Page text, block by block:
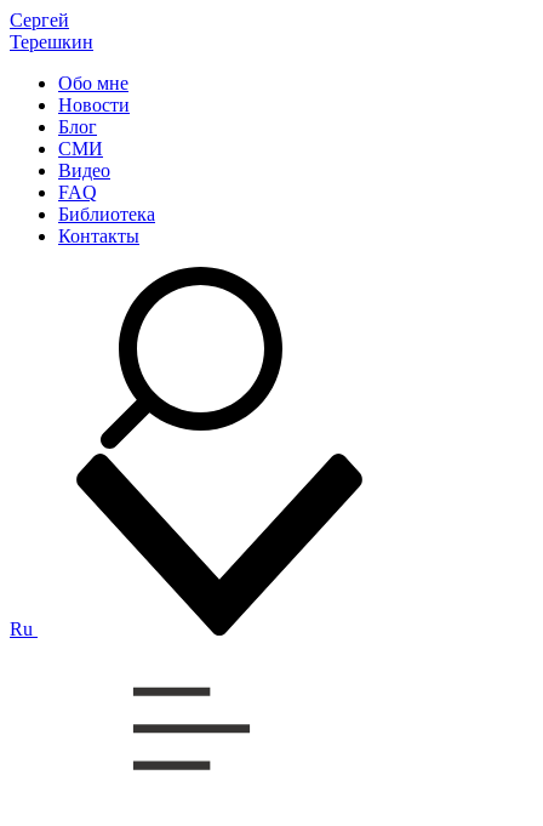
Сергей
Терешкин
Обо мне
Новости
Блог
СМИ
Видео
FAQ
Библиотека
Контакты
Ru